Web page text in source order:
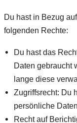
Du hast in Bezug
folgenden Rechte:
Du hast das
Daten gebraucht
lange diese
Zugriffsrecht: Du
persönliche
Recht auf